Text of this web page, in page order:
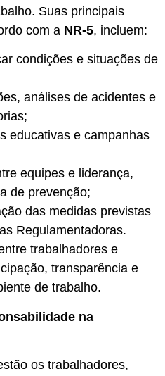
Suas principais
com a NR-5, incluem:
condições e situações de
análises de acidentes e
educativas e campanhas
equipes e liderança,
de prevenção;
das medidas previstas
Regulamentadoras.
trabalhadores e
transparência e
de trabalho.
na
os trabalhadores,